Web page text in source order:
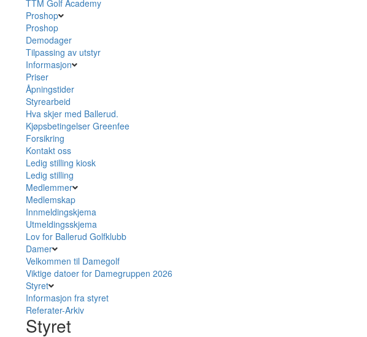
TTM Golf Academy
Proshop
Proshop
Demodager
Tilpassing av utstyr
Informasjon
Priser
Åpningstider
Styrearbeid
Hva skjer med Ballerud.
Kjøpsbetingelser Greenfee
Forsikring
Kontakt oss
Ledig stilling kiosk
Ledig stilling
Medlemmer
Medlemskap
Innmeldingskjema
Utmeldingsskjema
Lov for Ballerud Golfklubb
Damer
Velkommen til Damegolf
Viktige datoer for Damegruppen 2026
Styret
Informasjon fra styret
Referater-Arkiv
Styret